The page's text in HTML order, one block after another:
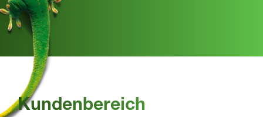
Kundenbereich